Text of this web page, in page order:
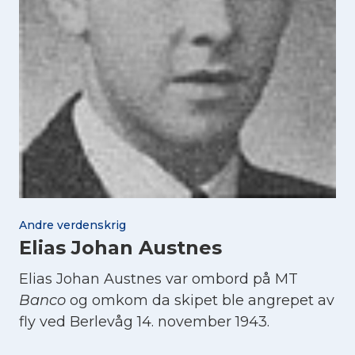
Andre verdenskrig
Elias Johan Austnes
Elias Johan Austnes var ombord på MT
Banco og omkom da skipet ble angrepet av
fly ved Berlevåg 14. november 1943.